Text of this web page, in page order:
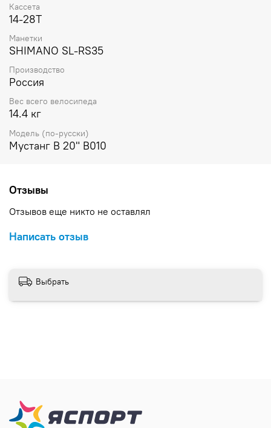
Кассета
14-28T
Манетки
SHIMANO SL-RS35
Производство
Россия
Вес всего велосипеда
14.4 кг
Модель (по-русски)
Мустанг В 20" В010
Отзывы
Отзывов еще никто не оставлял
Написать отзыв
Выбрать